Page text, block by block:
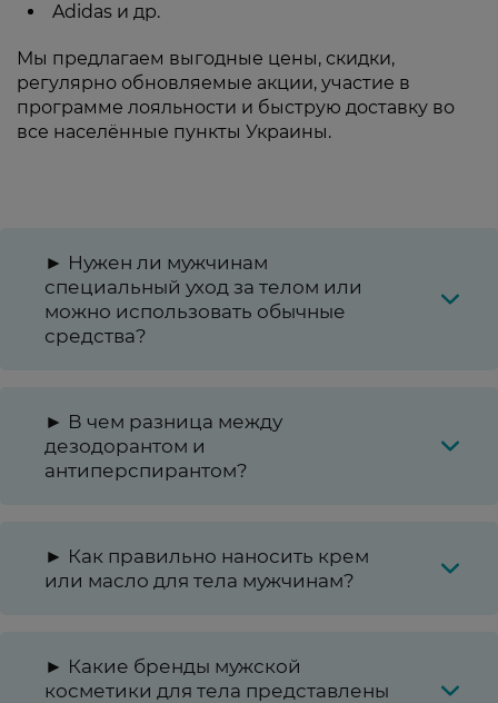
Adidas и др.
Мы предлагаем выгодные цены, скидки,
регулярно обновляемые акции, участие в
программе лояльности и быструю доставку во
все населённые пункты Украины.
► Нужен ли мужчинам
специальный уход за телом или
можно использовать обычные
средства?
► В чем разница между
дезодорантом и
антиперспирантом?
► Как правильно наносить крем
или масло для тела мужчинам?
► Какие бренды мужской
косметики для тела представлены